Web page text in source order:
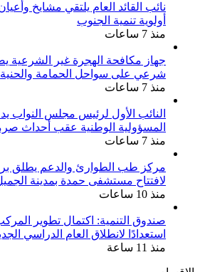
نائب القائد العام يلتقي مشايخ
أولوية تنمية الجنوب
منذ 7 ساعات
شرعي على سواحل الحمامة والحنية
منذ 7 ساعات
النائب الأول لرئيس مجلس النواب
المسؤولية الوطنية عقب أحداث
منذ 7 ساعات
مركز طب الطوارئ والدعم يطلق
لافتتاح مستشفى حمدة بمدينة
منذ 10 ساعات
صندوق التنمية: اكتمال تطوير
استعدادًا لانطلاق العام الدراسي
منذ 11 ساعة